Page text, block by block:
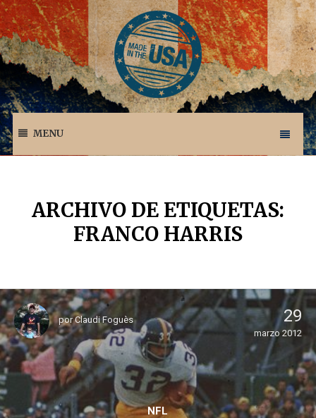
MENU
ARCHIVO DE ETIQUETAS:
FRANCO HARRIS
porClaudi Foguès 29
marzo 2012
NFL